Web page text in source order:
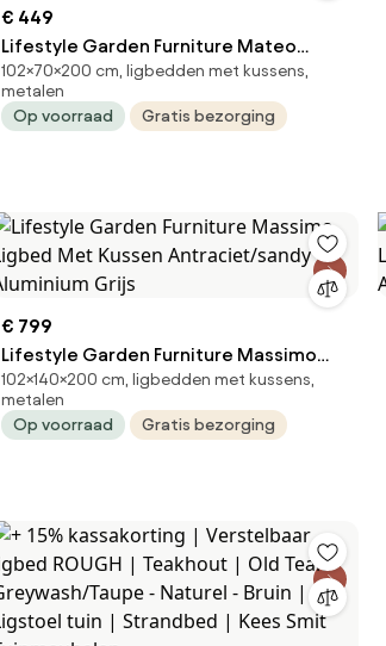
€ 449
Lifestyle Garden Furniture Mateo
Ligbed Met Kussen Wit/carbon
Aluminium Wit
102×70×200 cm, ligbedden met kussens,
metalen
Op voorraad
Gratis bezorging
€ 799
Lifestyle Garden Furniture Massimo
Ligbed Met Kussen Antraciet/sandy
Aluminium Grijs
102×140×200 cm, ligbedden met kussens,
metalen
Op voorraad
Gratis bezorging